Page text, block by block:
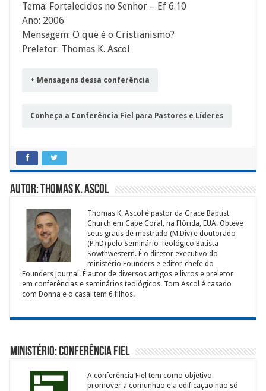
Tema: Fortalecidos no Senhor – Ef 6.10
Ano: 2006
Mensagem: O que é o Cristianismo?
Preletor: Thomas K. Ascol
+ Mensagens dessa conferência
Conheça a Conferência Fiel para Pastores e Líderes
Autor: Thomas K. Ascol
Thomas K. Ascol é pastor da Grace Baptist
Church em Cape Coral, na Flórida, EUA. Obteve
seus graus de mestrado (M.Div) e doutorado
(P.hD) pelo Seminário Teológico Batista
Sowthwestern. É o diretor executivo do
ministério Founders e editor-chefe do
Founders Journal. É autor de diversos artigos e livros e preletor
em conferências e seminários teológicos. Tom Ascol é casado
com Donna e o casal tem 6 filhos.
Ministério: Conferência Fiel
A conferência Fiel tem como objetivo
promover a comunhão e a edificação não só